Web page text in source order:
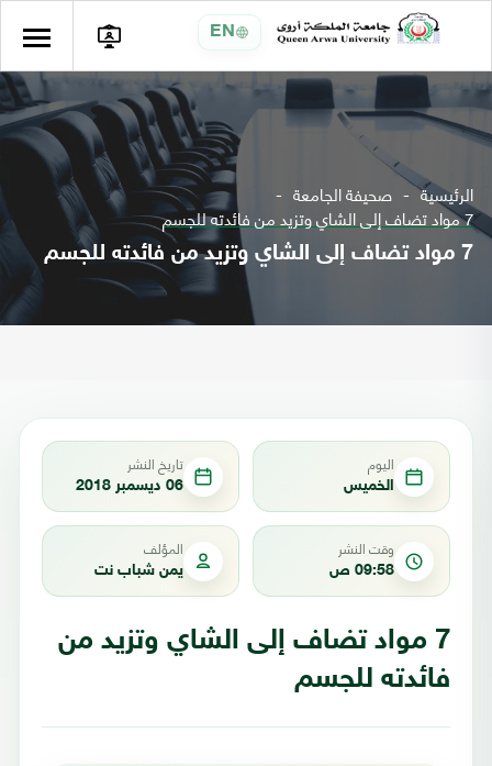
EN
الرئيسية صحيفة الجامعة
7 مواد تضاف إلى الشاي وتزيد من فائدته للجسم
7 مواد تضاف إلى الشاي وتزيد من فائدته للجسم
اليوم
الخميس
تاريخ النشر
06 ديسمبر 2018
وقت النشر
09:58 ص
المؤلف
يمن شباب نت
7 مواد تضاف إلى الشاي وتزيد من
فائدته للجسم